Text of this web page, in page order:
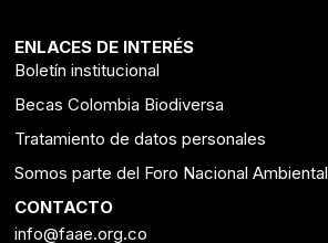
ENLACES DE INTERÉS
Boletín institucional
Becas Colombia Biodiversa
Tratamiento de datos personales
Somos parte del Foro Nacional Ambiental
CONTACTO
info@faae.org.co